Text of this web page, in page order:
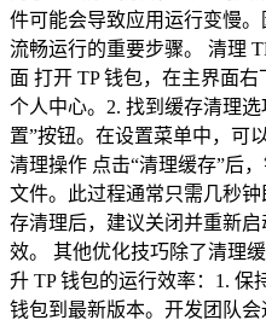
件可能会导致应用运行变慢
流畅运行的重要步骤。 清理
面 打开 TP 钱包，在主界面
个人中心。2. 找到缓存清理
置”按钮。在设置菜单中，可
清理操作 点击“清理缓存”后
文件。此过程通常只需几秒
存清理后，建议关闭并重新
效。 其他优化技巧除了清理
升 TP 钱包的运行效率：1. 保
钱包到最新版本。开发团队